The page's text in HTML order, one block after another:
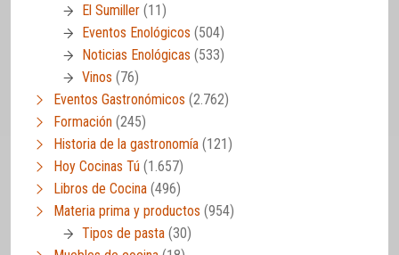
El Sumiller (11)
Eventos Enológicos (504)
Noticias Enológicas (533)
Vinos (76)
Eventos Gastronómicos (2.762)
Formación (245)
Historia de la gastronomía (121)
Hoy Cocinas Tú (1.657)
Libros de Cocina (496)
Materia prima y productos (954)
Tipos de pasta (30)